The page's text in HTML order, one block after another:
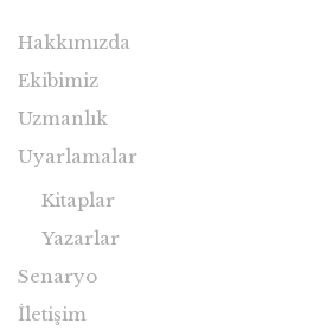
Hakkımızda
Ekibimiz
Uzmanlık
Uyarlamalar
Kitaplar
Yazarlar
Senaryo
İletişim